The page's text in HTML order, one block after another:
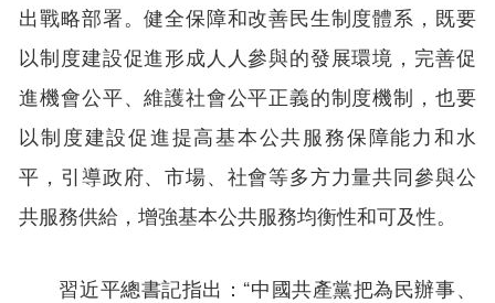
出戰略部署。健全保障和改善民生制度體系，既要
以制度建設促進形成人人參與的發展環境，完善促
進機會公平、維護社會公平正義的制度機制，也要
以制度建設促進提高基本公共服務保障能力和水
平，引導政府、市場、社會等多方力量共同參與公
共服務供給，增強基本公共服務均衡性和可及性。
習近平總書記指出：“中國共產黨把為民辦事、